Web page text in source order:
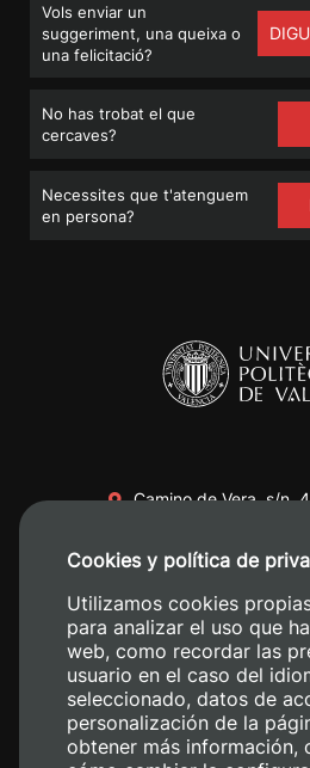
Vols enviar un
suggeriment, una queixa o
una felicitació?
No has trobat el que
cercaves?
Necessites que t'atenguem
en persona?
Camino de Vera, s/n.
+34 620 04
Cookies y política de
Utilizamos cookies
para analizar el uso que
web, como recordar las
usuario en el caso del
seleccionado, datos de
personalización de la
obtener más información,